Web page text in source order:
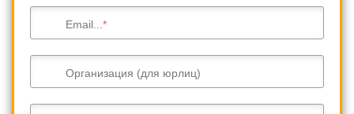
Email...
Организация (для юрлиц)